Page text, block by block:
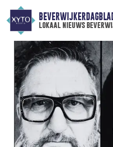
lokaal nieuws